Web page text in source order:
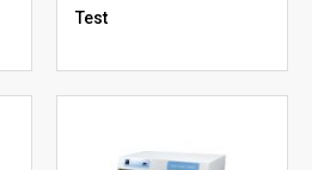
Test